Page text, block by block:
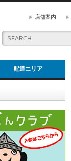
店舗案内
配達エリア